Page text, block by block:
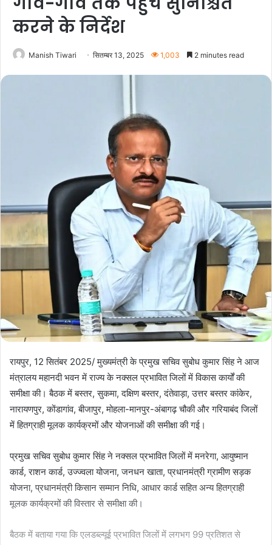
करने के निर्देश
Manish Tiwari सितम्बर 13, 2025 1,003 2 minutes read
रायपुर, 12 सितंबर 2025/ मुख्यमंत्री के प्रमुख सचिव सुबोध कुमार सिंह ने आज
मंत्रालय महानदी भवन में राज्य के नक्सल प्रभावित जिलों में विकास कार्यों की
समीक्षा की। बैठक में बस्तर, सुकमा, दक्षिण बस्तर, दंतेवाड़ा, उत्तर बस्तर कांकेर,
नारायणपुर, कोंडागांव, बीजापुर, मोहला-मानपुर-अंबागढ़ चौकी और गरियाबंद जिलों
में हितग्राही मूलक कार्यक्रमों और योजनाओं की समीक्षा की गई।
प्रमुख सचिव सुबोध कुमार सिंह ने नक्सल प्रभावित जिलों में मनरेगा, आयुष्मान
कार्ड, राशन कार्ड, उज्ज्वला योजना, जनधन खाता, प्रधानमंत्री ग्रामीण सड़क
योजना, प्रधानमंत्री किसान सम्मान निधि, आधार कार्ड सहित अन्य हितग्राही
मूलक कार्यक्रमों की विस्तार से समीक्षा की।
बैठक में बताया गया कि एलडब्ल्यूई प्रभावित जिलों में लगभग 99 प्रतिशत से